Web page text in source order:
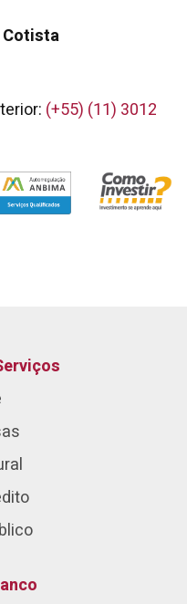
Cotista
(+55) (11) 3012